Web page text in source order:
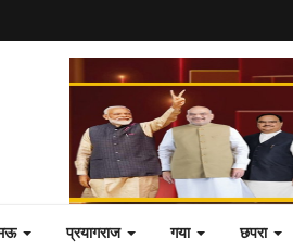
प्रयागराज गया छपरा